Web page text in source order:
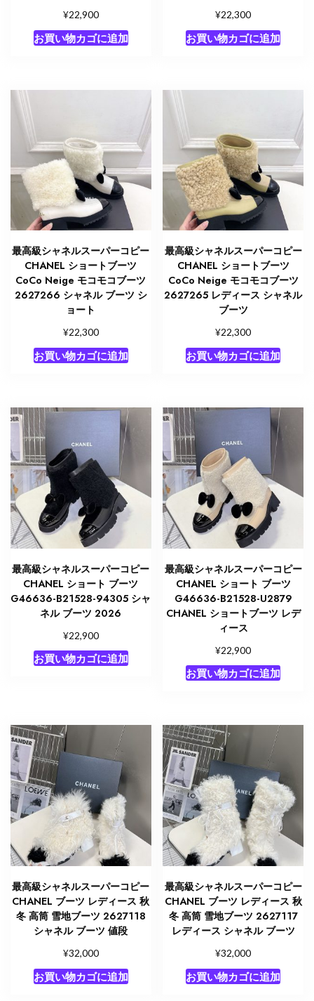
¥22,900
お買い物カゴに追加
¥22,300
お買い物カゴに追加
最高級シャネルスーパーコピー
CHANEL ショートブーツ
CoCo Neige モコモコブーツ
2627266 シャネル ブーツ シ
ョート
¥22,300
お買い物カゴに追加
最高級シャネルスーパーコピー
CHANEL ショートブーツ
CoCo Neige モコモコブーツ
2627265 レディース シャネル
ブーツ
¥22,300
お買い物カゴに追加
最高級シャネルスーパーコピー
CHANEL ショート ブーツ
G46636-B21528-94305 シャ
ネル ブーツ 2026
¥22,900
お買い物カゴに追加
最高級シャネルスーパーコピー
CHANEL ショート ブーツ
G46636-B21528-U2879
CHANEL ショートブーツ レデ
ィース
¥22,900
お買い物カゴに追加
最高級シャネルスーパーコピー
CHANEL ブーツ レディース 秋
冬 高筒 雪地ブーツ 2627118
シャネル ブーツ 値段
¥32,000
お買い物カゴに追加
最高級シャネルスーパーコピー
CHANEL ブーツ レディース 秋
冬 高筒 雪地ブーツ 2627117
レディース シャネル ブーツ
¥32,000
お買い物カゴに追加